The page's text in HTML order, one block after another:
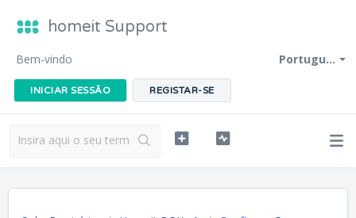
homeit Support
Portugu...
Bem-vindo
INICIAR SESSÃO REGISTAR-SE